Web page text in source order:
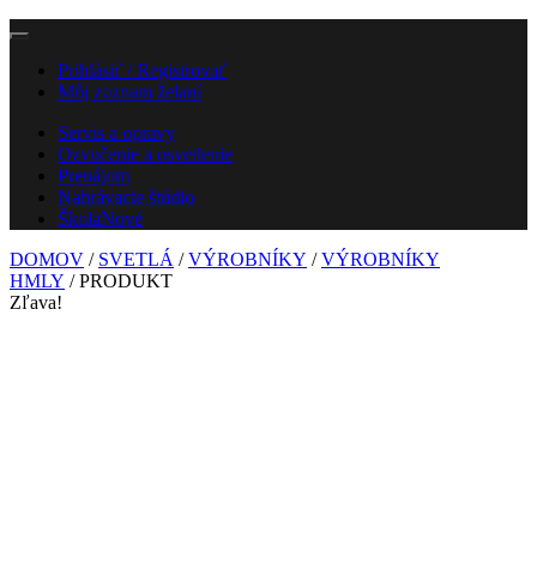
Prihlásiť / Registrovať
Môj zoznam želaní
Servis a opravy
Ozvučenie a osvetlenie
Prenájom
Nahrávacie štúdio
ŠkolaNové
DOMOV / SVETLÁ /VÝROBNÍKY /VÝROBNÍKY
HMLY / PRODUKT
Zľava!